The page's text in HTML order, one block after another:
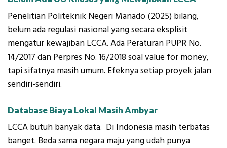
Penelitian Politeknik Negeri Manado (2025) bilang,
belum ada regulasi nasional yang secara eksplisit
mengatur kewajiban LCCA. Ada Peraturan PUPR No.
14/2017 dan Perpres No. 16/2018 soal value for money,
tapi sifatnya masih umum. Efeknya setiap proyek jalan
sendiri-sendiri.
Database Biaya Lokal Masih Ambyar
LCCA butuh banyak data. Di Indonesia masih terbatas
banget. Beda sama negara maju yang udah punya